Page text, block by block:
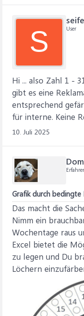
S User
Hi ... also Zahl 1 -
gibt es eine
entsprechend
für interne. Keine
10. Juli 2025
Grafik durch
Das macht die
Nimm ein
Wochentage raus
Excel bietet die
zu legen und Du
Löchern